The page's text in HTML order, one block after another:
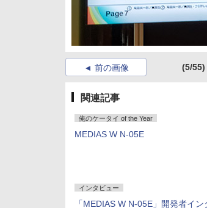
前の画像 (5/55)
関連記事
俺のケータイ of the Year
MEDIAS W N-05E
インタビュー
「MEDIAS W N-05E」開発者イン